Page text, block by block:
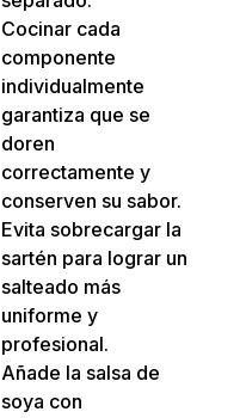
Cocinar cada
componente
individualmente
garantiza que se
doren
correctamente y
conserven su sabor.
Evita sobrecargar la
sartén para lograr un
salteado más
uniforme y
profesional.
Añade la salsa de
soya con